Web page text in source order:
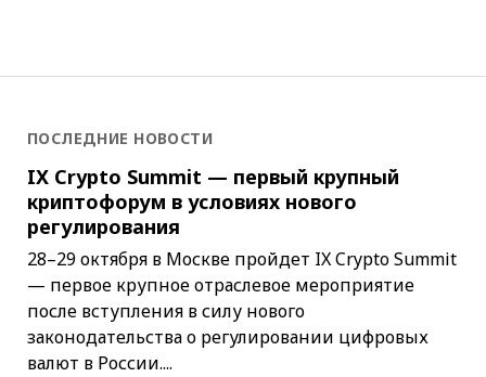
ПОСЛЕДНИЕ НОВОСТИ
IX Crypto Summit — первый крупный
криптофорум в условиях нового
регулирования
28–29 октября в Москве пройдет IX Crypto Summit
— первое крупное отраслевое мероприятие
после вступления в силу нового
законодательства о регулировании цифровых
валют в России....